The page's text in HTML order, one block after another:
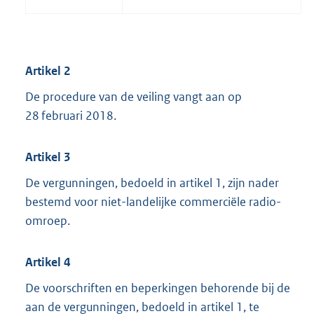
Artikel 2
De procedure van de veiling vangt aan op
28 februari 2018.
Artikel 3
De vergunningen, bedoeld in artikel 1, zijn nader
bestemd voor niet-landelijke commerciële radio-
omroep.
Artikel 4
De voorschriften en beperkingen behorende bij de
aan de vergunningen, bedoeld in artikel 1, te